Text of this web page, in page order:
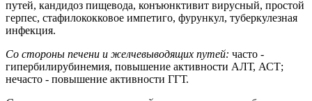
путей, кандидоз пищевода, конъюнктивит вирусный, простой
герпес, стафилококковое импетиго, фурункул, туберкулезная
инфекция.
Со стороны печени и желчевыводящих путей: часто -
гипербилирубинемия, повышение активности АЛТ, АСТ;
нечасто - повышение активности ГГТ.